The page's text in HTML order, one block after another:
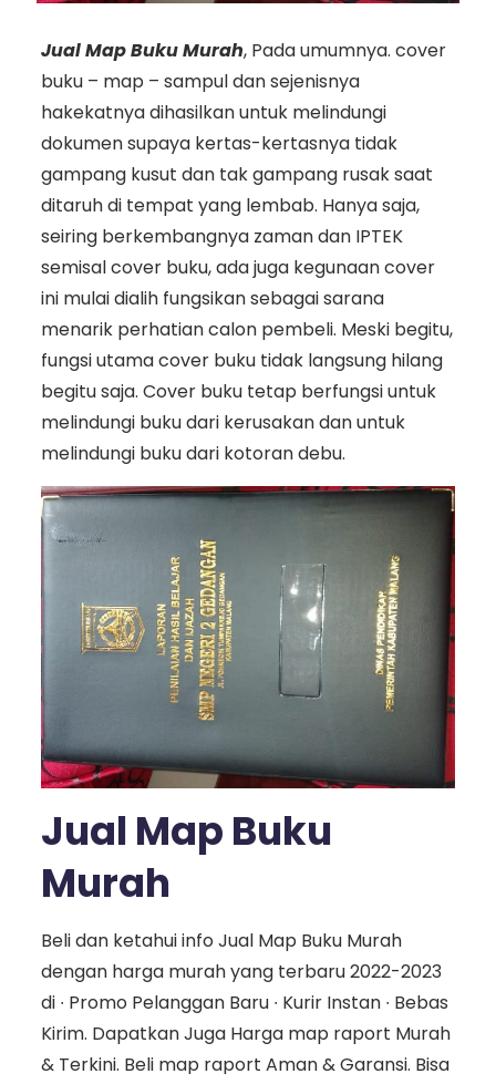
Jual Map Buku Murah, Pada umumnya. cover
buku – map – sampul dan sejenisnya
hakekatnya dihasilkan untuk melindungi
dokumen supaya kertas-kertasnya tidak
gampang kusut dan tak gampang rusak saat
ditaruh di tempat yang lembab. Hanya saja,
seiring berkembangnya zaman dan IPTEK
semisal cover buku, ada juga kegunaan cover
ini mulai dialih fungsikan sebagai sarana
menarik perhatian calon pembeli. Meski begitu,
fungsi utama cover buku tidak langsung hilang
begitu saja. Cover buku tetap berfungsi untuk
melindungi buku dari kerusakan dan untuk
melindungi buku dari kotoran debu.
Jual Map Buku
Murah
Beli dan ketahui info Jual Map Buku Murah
dengan harga murah yang terbaru 2022-2023
di ∙ Promo Pelanggan Baru ∙ Kurir Instan ∙ Bebas
Kirim. Dapatkan Juga Harga map raport Murah
& Terkini. Beli map raport Aman & Garansi. Bisa